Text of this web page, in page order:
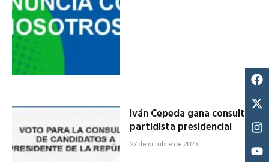
Iván Cepeda gana consulta
partidista presidencial
27 de octubre de 2025